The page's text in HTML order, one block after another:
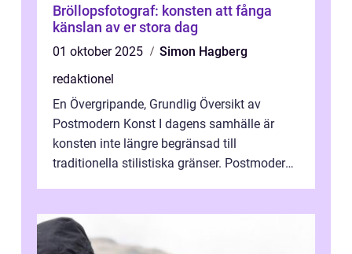
Bröllopsfotograf: konsten att fånga
känslan av er stora dag
01 oktober 2025
Simon Hagberg
redaktionel
En Övergripande, Grundlig Översikt av
Postmodern Konst I dagens samhälle är
konsten inte längre begränsad till
traditionella stilistiska gränser. Postmodern